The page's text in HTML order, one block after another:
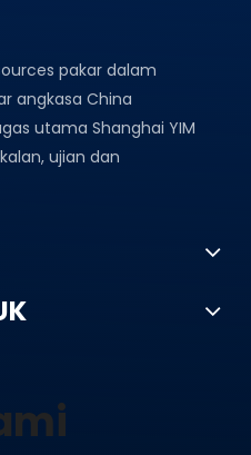
pakar dalam
angkasa China
utama Shanghai YIM
ujian dan